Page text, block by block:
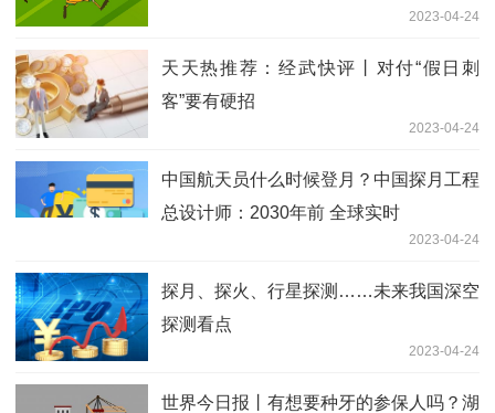
2023-04-24
天天热推荐：经武快评丨对付“假日刺
客”要有硬招
2023-04-24
中国航天员什么时候登月？中国探月工程
总设计师：2030年前 全球实时
2023-04-24
探月、探火、行星探测……未来我国深空
探测看点
2023-04-24
世界今日报丨有想要种牙的参保人吗？湖